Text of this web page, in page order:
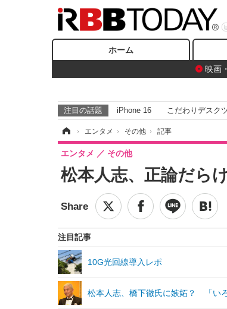
ホーム
映画
注目の話題 iPhone 16 こだわりデスク
› エンタメ › その他 › 記事
松本人志、正論だら
エンタメ その他
注目記事
10G光回線導入レポ
松本人志、橋下徹氏に嫉妬？ 「い